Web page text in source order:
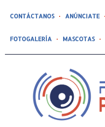
CONTÁCTANOS ANÚNCIATE
FOTOGALERÍA MASCOTAS